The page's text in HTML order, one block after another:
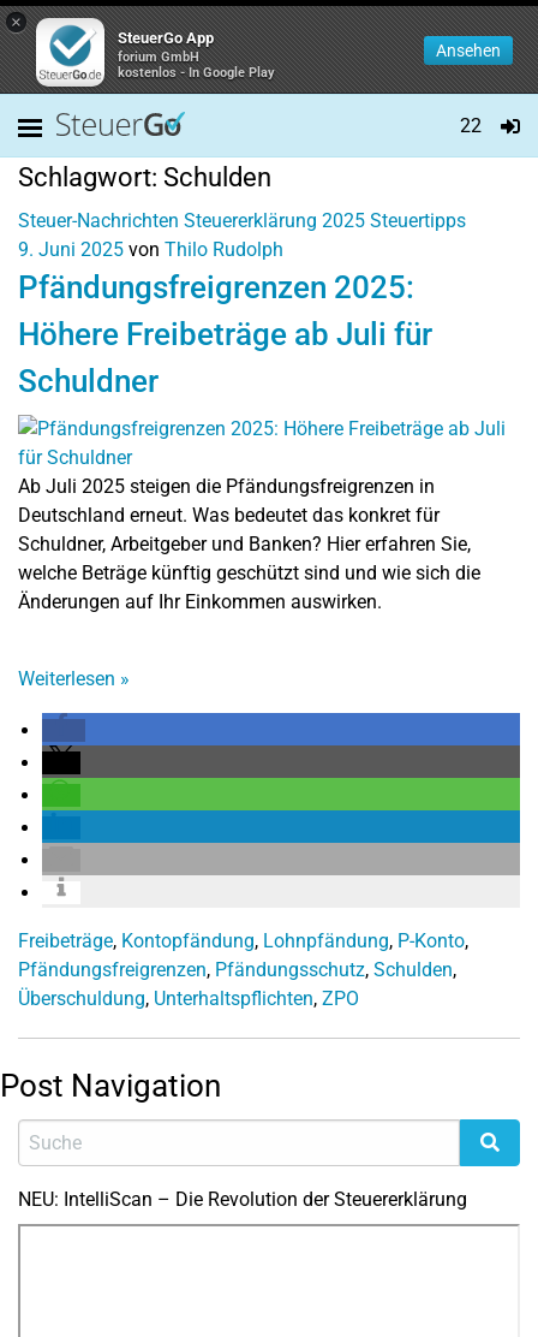
×
SteuerGo App
forium GmbH
kostenlos - In Google Play
Ansehen
22
Schlagwort: Schulden
Steuer-Nachrichten Steuererklärung 2025 Steuertipps
9. Juni 2025 von Thilo Rudolph
Pfändungsfreigrenzen 2025:
Höhere Freibeträge ab Juli für
Schuldner
Ab Juli 2025 steigen die Pfändungsfreigrenzen in
Deutschland erneut. Was bedeutet das konkret für
Schuldner, Arbeitgeber und Banken? Hier erfahren Sie,
welche Beträge künftig geschützt sind und wie sich die
Änderungen auf Ihr Einkommen auswirken.
Weiterlesen »
Freibeträge, Kontopfändung, Lohnpfändung, P-Konto,
Pfändungsfreigrenzen, Pfändungsschutz, Schulden,
Überschuldung, Unterhaltspflichten, ZPO
Post Navigation
NEU: IntelliScan – Die Revolution der Steuererklärung